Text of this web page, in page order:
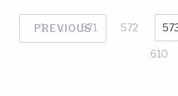
PREVIOUS
1 … 571 572
610